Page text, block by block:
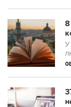
8
У